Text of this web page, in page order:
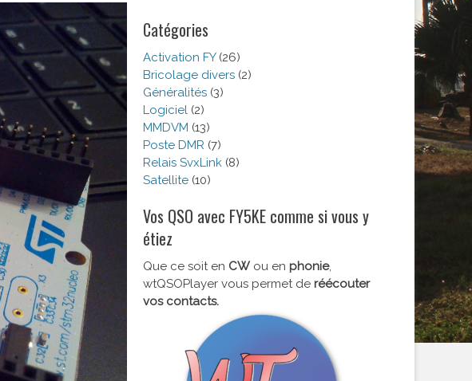
Catégories
Activation FY(26)
Bricolage divers (2)
Généralités (3)
Logiciel (2)
MMDVM (13)
Poste DMR (7)
Relais SvxLink (8)
Satellite (10)
Vos QSO avec FY5KE comme si vous y
étiez
Que ce soit en CW ou en phonie,
wtQSOPlayer vous permet de réécouter
vos contacts.